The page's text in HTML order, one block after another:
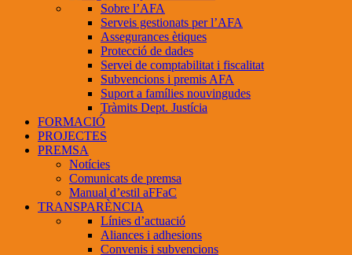
Sobre l’AFA
Serveis gestionats per l’AFA
Assegurances ètiques
Protecció de dades
Servei de comptabilitat i fiscalitat
Subvencions i premis AFA
Suport a famílies nouvingudes
Tràmits Dept. Justícia
FORMACIÓ
PROJECTES
PREMSA
Notícies
Comunicats de premsa
Manual d’estil aFFaC
TRANSPARÈNCIA
Línies d’actuació
Aliances i adhesions
Convenis i subvencions